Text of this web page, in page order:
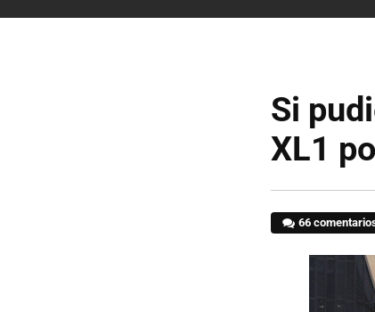
Si
XL1
66